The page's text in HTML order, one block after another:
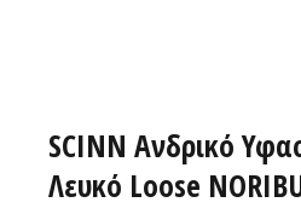
SCINN Ανδρικό
Λευκό Loose